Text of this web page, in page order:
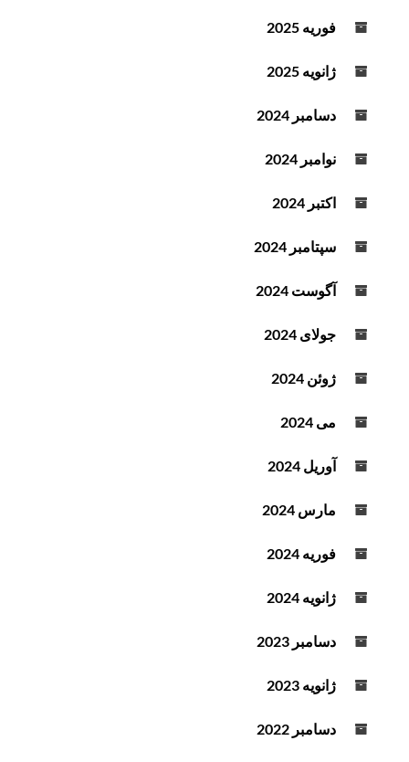
فوریه 2025
ژانویه 2025
دسامبر 2024
نوامبر 2024
اکتبر 2024
سپتامبر 2024
آگوست 2024
جولای 2024
ژوئن 2024
می 2024
آوریل 2024
مارس 2024
فوریه 2024
ژانویه 2024
دسامبر 2023
ژانویه 2023
دسامبر 2022